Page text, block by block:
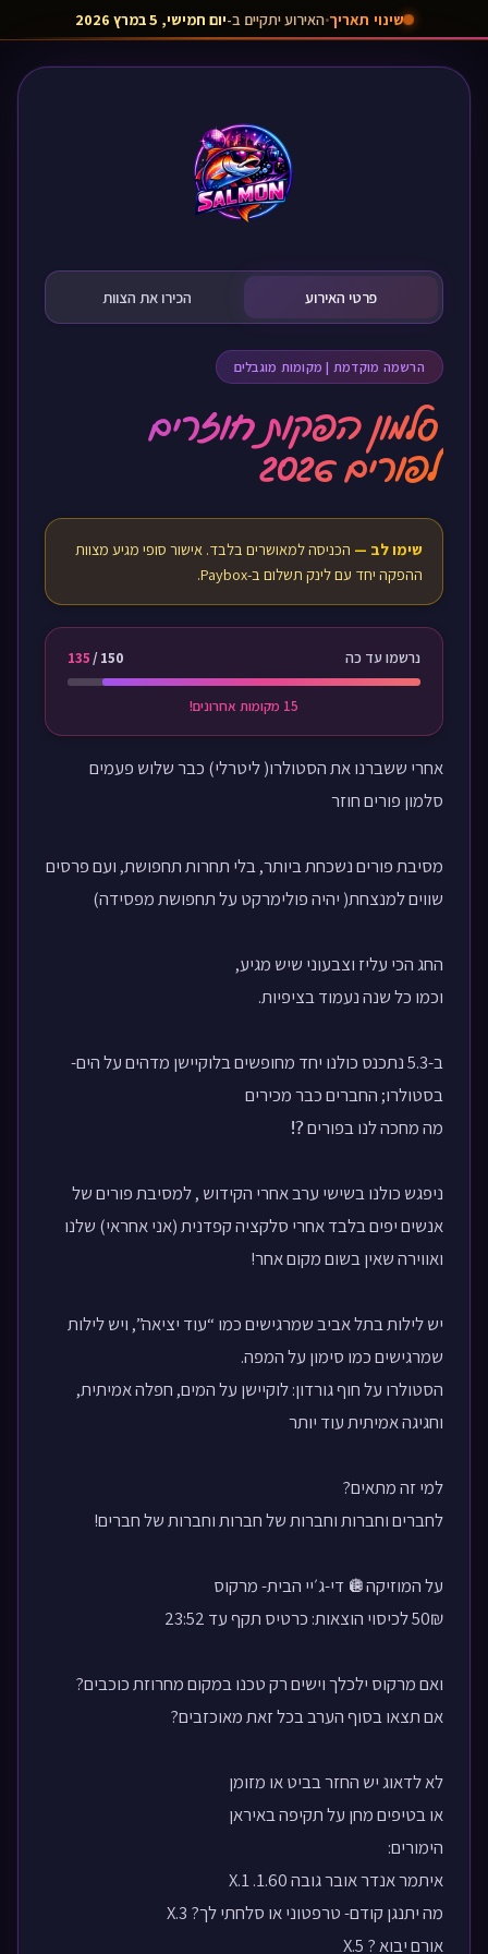
שינוי תאריך•האירוע יתקיים ב-יום חמישי, 5 במרץ 2026
פרטי האירוע הכירו את הצוות
הרשמה מוקדמת | מקומות מוגבלים
סלמון הפקות חוזרים
לפורים 2026
שימו לב — הכניסה למאושרים בלבד. אישור סופי מגיע מצוות
ההפקה יחד עם לינק תשלום ב-Paybox.
נרשמו עד כה 135/150
15 מקומות אחרונים!
אחרי ששברנו את הסטולרו( ליטרלי) כבר שלוש פעמים
סלמון פורים חוזר
מסיבת פורים נשכחת ביותר, בלי תחרות תחפושת, ועם פרסים
שווים למנצחת( יהיה פולימרקט על תחפושת מפסידה)
החג הכי עליז וצבעוני שיש מגיע,
וכמו כל שנה נעמוד בציפיות.
ב-5.3 נתכנס כולנו יחד מחופשים בלוקיישן מדהים על הים-
בסטולרו; החברים כבר מכירים
מה מחכה לנו בפורים ⁉️
ניפגש כולנו בשישי ערב אחרי הקידוש , למסיבת פורים של
אנשים יפים בלבד אחרי סלקציה קפדנית (אני אחראי) שלנו
ואווירה שאין בשום מקום אחר!
יש לילות בתל אביב שמרגישים כמו “עוד יציאה”, ויש לילות
שמרגישים כמו סימון על המפה.
הסטולרו על חוף גורדון: לוקיישן על המים, חפלה אמיתית,
וחגיגה אמיתית עוד יותר
למי זה מתאים?
לחברים וחברות וחברות של חברות וחברות של חברים!
על המוזיקה🪩 די-ג׳יי הבית- מרקוס
50₪ לכיסוי הוצאות: כרטיס תקף עד 23:52
ואם מרקוס ילכלך וישים רק טכנו במקום מחרוזת כוכבים?
אם תצאו בסוף הערב בכל זאת מאוכזבים?
לא לדאוג יש החזר בביט או מזומן
או בטיפים מחן על תקיפה באיראן
הימורים:
איתמר אנדר אובר גובה 1.60. X.1
מה יתנגן קודם- טרפטוני או סלחתי לך? X.3
אורם יבוא ? X.5